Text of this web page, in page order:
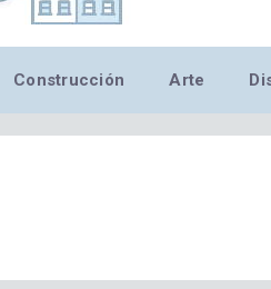
Construcción Arte